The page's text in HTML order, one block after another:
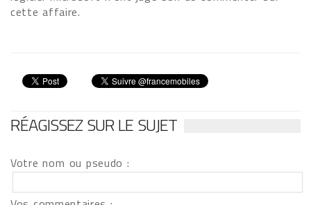
cette affaire.
RÉAGISSEZ SUR LE SUJET
Votre nom ou pseudo :